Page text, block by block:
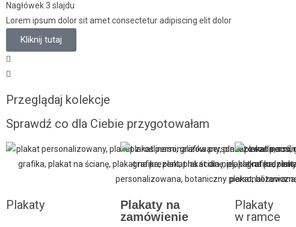
Nagłówek 3 slajdu
Lorem ipsum dolor sit amet consectetur adipiscing elit dolor
Kliknij tutaj
Przeglądaj kolekcje
Sprawdź co dla Ciebie przygotowałam
Plakaty
Plakaty na
zamówienie
Plakaty
w ramce